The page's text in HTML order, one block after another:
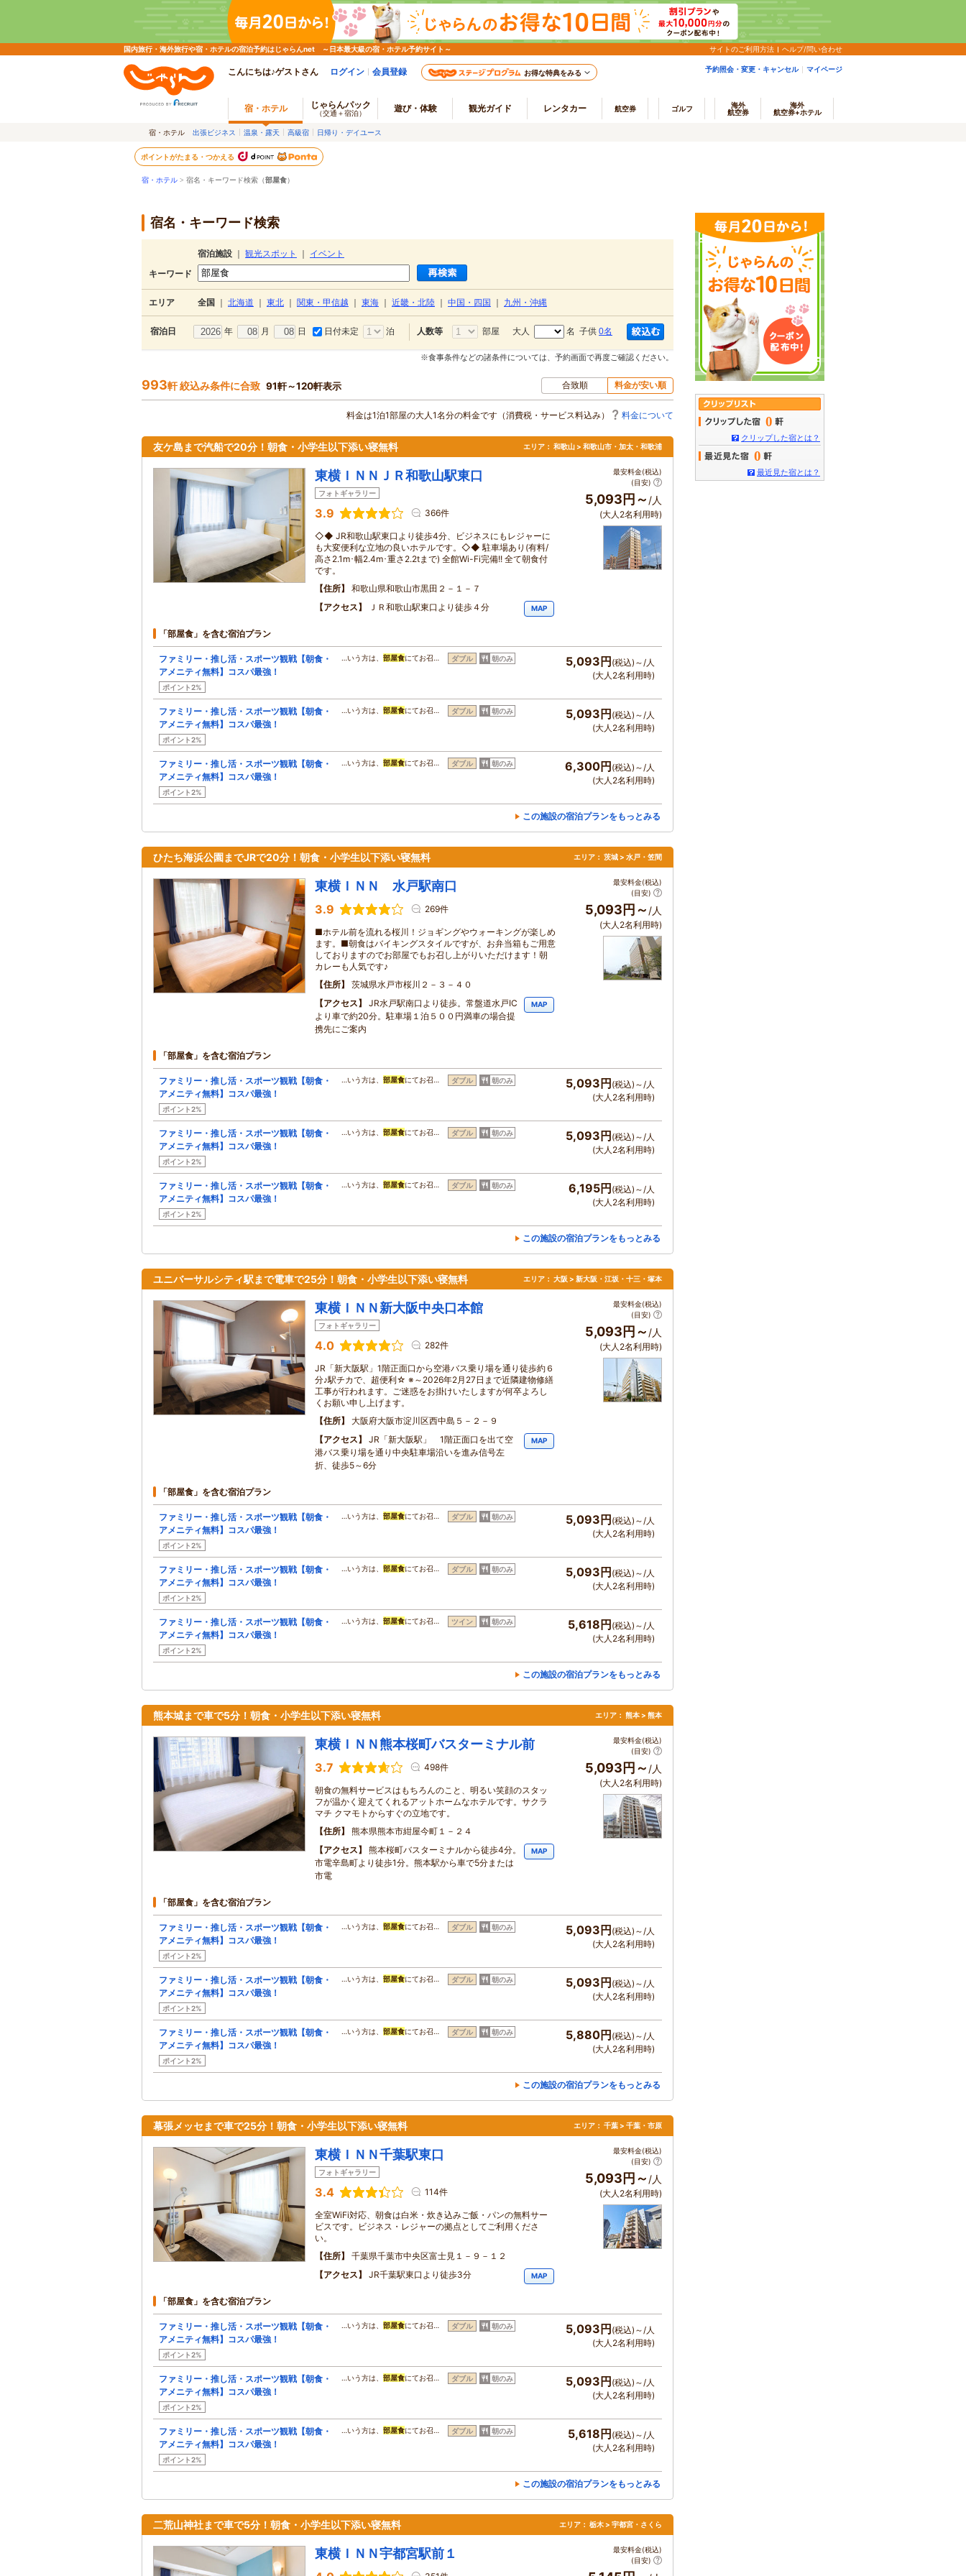
国内旅行・海外旅行や宿・ホテルの宿泊予約はじゃらんnet ～日本最大級の宿・ホテル予約サイト～ サイトのご利用方法 ヘルプ/問い合わせ
こんにちは♪ゲストさん ログイン 会員登録 お得な特典をみる 予約照会・変更・キャンセル マイページ
宿・ホテル じゃらんパック
（交通＋宿泊） 遊び・体験 観光ガイド レンタカー 航空券 ゴルフ
海外
航空券
海外
航空券+ホテル
宿・ホテル 出張ビジネス 温泉・露天 高級宿 日帰り・デイユース
ポイントがたまる・つかえる
宿・ホテル > 宿名・キーワード検索（部屋食）
宿名・キーワード検索
宿泊施設 観光スポット
イベント
キーワード
エリア 全国 北海道 東北 関東・甲信越 東海 近畿・北陸 中国・四国 九州・沖縄
宿泊日 年 月 日 日付未定 泊 人数等 部屋 大人 名 子供 0名
※食事条件などの諸条件については、予約画面で再度ご確認ください。
993軒 絞込み条件に合致 91軒～120軒表示 合致順 料金が安い順
料金は1泊1部屋の大人1名分の料金です（消費税・サービス料込み） 料金について
友ケ島まで汽船で20分！朝食・小学生以下添い寝無料 エリア： 和歌山 > 和歌山市・加太・和歌浦
東横ＩＮＮＪＲ和歌山駅東口
フォトギャラリー
3.9 366件
◇◆ JR和歌山駅東口より徒歩4分、ビジネスにもレジャーに
も大変便利な立地の良いホテルです。◇◆ 駐車場あり(有料/
高さ2.1m･幅2.4m･重さ2.2tまで) 全館Wi-Fi完備!! 全て朝食付
です。
住所
和歌山県和歌山市黒田２－１－７
アクセス
ＪＲ和歌山駅東口より徒歩４分 MAP
最安料金(税込)
(目安)
5,093円～ /人
(大人2名利用時)
「部屋食」を含む宿泊プラン
ファミリー・推し活・スポーツ観戦【朝食・
アメニティ無料】コスパ最強！
ポイント2%
…いう方は、 部屋食にてお召… ダブル 朝のみ 5,093円 (税込)～/人
(大人2名利用時)
ファミリー・推し活・スポーツ観戦【朝食・
アメニティ無料】コスパ最強！
ポイント2%
…いう方は、 部屋食にてお召… ダブル 朝のみ 5,093円 (税込)～/人
(大人2名利用時)
ファミリー・推し活・スポーツ観戦【朝食・
アメニティ無料】コスパ最強！
ポイント2%
…いう方は、 部屋食にてお召… ダブル 朝のみ 6,300円 (税込)～/人
(大人2名利用時)
この施設の宿泊プランをもっとみる
ひたち海浜公園までJRで20分！朝食・小学生以下添い寝無料 エリア： 茨城 > 水戸・笠間
東横ＩＮＮ 水戸駅南口
3.9 269件
■ホテル前を流れる桜川！ジョギングやウォーキングが楽しめ
ます。■朝食はバイキングスタイルですが、お弁当箱もご用意
しておりますのでお部屋でもお召し上がりいただけます！朝
カレーも人気です♪
住所
茨城県水戸市桜川２－３－４０
アクセス
JR水戸駅南口より徒歩。常盤道水戸IC
より車で約20分。駐車場１泊５００円満車の場合提
携先にご案内
MAP
最安料金(税込)
(目安)
5,093円～ /人
(大人2名利用時)
「部屋食」を含む宿泊プラン
ファミリー・推し活・スポーツ観戦【朝食・
アメニティ無料】コスパ最強！
ポイント2%
…いう方は、 部屋食にてお召… ダブル 朝のみ 5,093円 (税込)～/人
(大人2名利用時)
ファミリー・推し活・スポーツ観戦【朝食・
アメニティ無料】コスパ最強！
ポイント2%
…いう方は、 部屋食にてお召… ダブル 朝のみ 5,093円 (税込)～/人
(大人2名利用時)
ファミリー・推し活・スポーツ観戦【朝食・
アメニティ無料】コスパ最強！
ポイント2%
…いう方は、 部屋食にてお召… ダブル 朝のみ 6,195円 (税込)～/人
(大人2名利用時)
この施設の宿泊プランをもっとみる
ユニバーサルシティ駅まで電車で25分！朝食・小学生以下添い寝無料 エリア： 大阪 > 新大阪・江坂・十三・塚本
東横ＩＮＮ新大阪中央口本館
フォトギャラリー
4.0 282件
JR「新大阪駅」1階正面口から空港バス乗り場を通り徒歩約６
分♪駅チカで、超便利☆ ※～2026年2月27日まで近隣建物修繕
工事が行われます。ご迷惑をお掛けいたしますが何卒よろし
くお願い申し上げます。
住所
大阪府大阪市淀川区西中島５－２－９
アクセス
JR「新大阪駅」 1階正面口を出て空
港バス乗り場を通り中央駐車場沿いを進み信号左
折、徒歩5～6分
MAP
最安料金(税込)
(目安)
5,093円～ /人
(大人2名利用時)
「部屋食」を含む宿泊プラン
ファミリー・推し活・スポーツ観戦【朝食・
アメニティ無料】コスパ最強！
ポイント2%
…いう方は、 部屋食にてお召… ダブル 朝のみ 5,093円 (税込)～/人
(大人2名利用時)
ファミリー・推し活・スポーツ観戦【朝食・
アメニティ無料】コスパ最強！
ポイント2%
…いう方は、 部屋食にてお召… ダブル 朝のみ 5,093円 (税込)～/人
(大人2名利用時)
ファミリー・推し活・スポーツ観戦【朝食・
アメニティ無料】コスパ最強！
ポイント2%
…いう方は、 部屋食にてお召… ツイン 朝のみ 5,618円 (税込)～/人
(大人2名利用時)
この施設の宿泊プランをもっとみる
熊本城まで車で5分！朝食・小学生以下添い寝無料 エリア： 熊本 > 熊本
東横ＩＮＮ熊本桜町バスターミナル前
3.7 498件
朝食の無料サービスはもちろんのこと、明るい笑顔のスタッ
フが温かく迎えてくれるアットホームなホテルです。サクラ
マチ クマモトからすぐの立地です。
住所
熊本県熊本市紺屋今町１－２４
アクセス
熊本桜町バスターミナルから徒歩4分。
市電辛島町より徒歩1分。熊本駅から車で5分または
市電
MAP
最安料金(税込)
(目安)
5,093円～ /人
(大人2名利用時)
「部屋食」を含む宿泊プラン
ファミリー・推し活・スポーツ観戦【朝食・
アメニティ無料】コスパ最強！
ポイント2%
…いう方は、 部屋食にてお召… ダブル 朝のみ 5,093円 (税込)～/人
(大人2名利用時)
ファミリー・推し活・スポーツ観戦【朝食・
アメニティ無料】コスパ最強！
ポイント2%
…いう方は、 部屋食にてお召… ダブル 朝のみ 5,093円 (税込)～/人
(大人2名利用時)
ファミリー・推し活・スポーツ観戦【朝食・
アメニティ無料】コスパ最強！
ポイント2%
…いう方は、 部屋食にてお召… ダブル 朝のみ 5,880円 (税込)～/人
(大人2名利用時)
この施設の宿泊プランをもっとみる
幕張メッセまで車で25分！朝食・小学生以下添い寝無料 エリア： 千葉 > 千葉・市原
東横ＩＮＮ千葉駅東口
フォトギャラリー
3.4 114件
全室WiFi対応、朝食は白米・炊き込みご飯・パンの無料サー
ビスです。ビジネス・レジャーの拠点としてご利用くださ
い。
住所
千葉県千葉市中央区富士見１－９－１２
アクセス
JR千葉駅東口より徒歩3分 MAP
最安料金(税込)
(目安)
5,093円～ /人
(大人2名利用時)
「部屋食」を含む宿泊プラン
ファミリー・推し活・スポーツ観戦【朝食・
アメニティ無料】コスパ最強！
ポイント2%
…いう方は、 部屋食にてお召… ダブル 朝のみ 5,093円 (税込)～/人
(大人2名利用時)
ファミリー・推し活・スポーツ観戦【朝食・
アメニティ無料】コスパ最強！
ポイント2%
…いう方は、 部屋食にてお召… ダブル 朝のみ 5,093円 (税込)～/人
(大人2名利用時)
ファミリー・推し活・スポーツ観戦【朝食・
アメニティ無料】コスパ最強！
ポイント2%
…いう方は、 部屋食にてお召… ダブル 朝のみ 5,618円 (税込)～/人
(大人2名利用時)
この施設の宿泊プランをもっとみる
二荒山神社まで車で5分！朝食・小学生以下添い寝無料 エリア： 栃木 > 宇都宮・さくら
東横ＩＮＮ宇都宮駅前１
最安料金(税込)
(目安)
0
クリップした宿とは？
0
最近見た宿とは？